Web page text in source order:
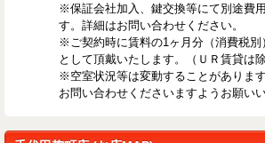
※保証会社加入、鍵交換等にて別途費
す。詳細はお問い合わせください。
※ご契約時に賃料の1ヶ月分（消費税別
として頂戴いたします。（ＵＲ賃貸は除
※空室状況等は変動することがありま
お問い合わせくださいますようお願い